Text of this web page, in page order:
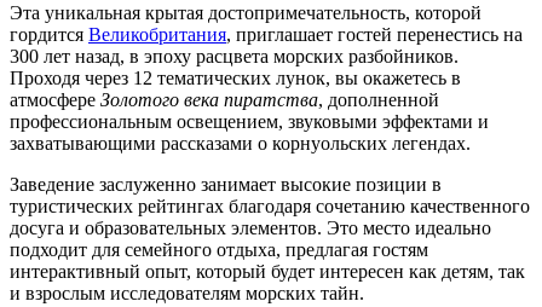
Эта уникальная крытая достопримечательность, которой
гордится Великобритания, приглашает гостей перенестись на
300 лет назад, в эпоху расцвета морских разбойников.
Проходя через 12 тематических лунок, вы окажетесь в
атмосфере Золотого века пиратства, дополненной
профессиональным освещением, звуковыми эффектами и
захватывающими рассказами о корнуольских легендах.
Заведение заслуженно занимает высокие позиции в
туристических рейтингах благодаря сочетанию качественного
досуга и образовательных элементов. Это место идеально
подходит для семейного отдыха, предлагая гостям
интерактивный опыт, который будет интересен как детям, так
и взрослым исследователям морских тайн.